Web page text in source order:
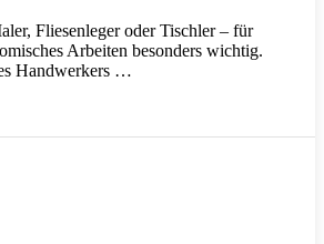
Fliesenleger oder Tischler – für
Arbeiten besonders wichtig.
Handwerkers …